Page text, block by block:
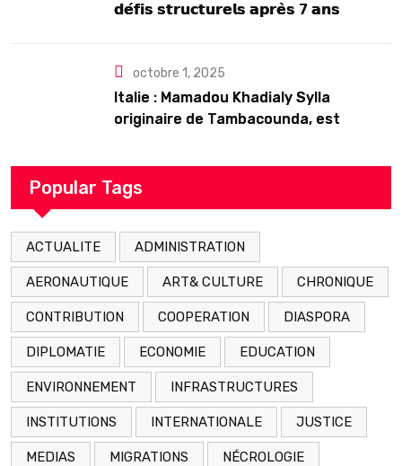
𝗱𝗲́𝗳𝗶𝘀 𝘀𝘁𝗿𝘂𝗰𝘁𝘂𝗿𝗲𝗹𝘀 𝗮𝗽𝗿𝗲̀𝘀 7 𝗮𝗻𝘀
octobre 1, 2025
Italie : Mamadou Khadialy Sylla
originaire de Tambacounda, est
arrestation
Popular Tags
ACTUALITE ADMINISTRATION
AERONAUTIQUE ART& CULTURE CHRONIQUE
CONTRIBUTION COOPERATION DIASPORA
DIPLOMATIE ECONOMIE EDUCATION
ENVIRONNEMENT INFRASTRUCTURES
INSTITUTIONS INTERNATIONALE JUSTICE
MEDIAS MIGRATIONS NÉCROLOGIE